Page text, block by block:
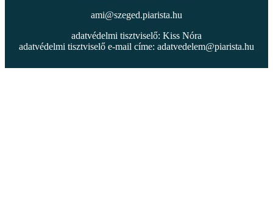
ami@szeged.piarista.hu
adatvédelmi tisztviselő: Kiss Nóra
adatvédelmi tisztviselő e-mail címe: adatvedelem@piarista.hu